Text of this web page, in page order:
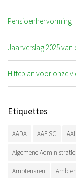
Pensioenhervorming
Jaarverslag 2025 van
Hitteplan voor onze
Etiquettes
AADA AAFISC AAII
Algemene
Ambtenaren